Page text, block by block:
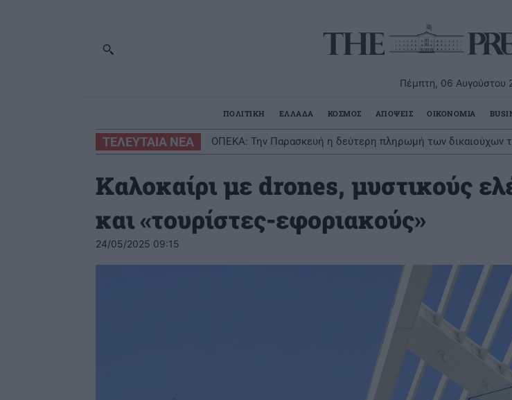
Πέμπτη, 06 Αυγούστου
ΠΟΛΙΤΙΚΗ ΕΛΛΑΔΑ ΚΟΣΜΟΣ ΑΠΟΨΕΙΣ ΟΙΚΟΝΟΜΙΑ
ΤΕΛΕΥΤΑΙΑ ΝΕΑ ΟΠΕΚΑ: Την Παρασκευή η δεύτερη πληρωμή των δικαιούχων
Καλοκαίρι με drones, μυστικούς
και «τουρίστες-εφοριακούς»
24/05/2025 09:15